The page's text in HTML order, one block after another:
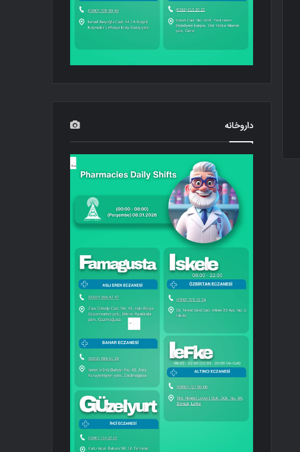
داروخانه